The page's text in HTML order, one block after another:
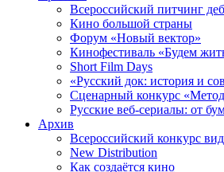
Всероссийский питчинг
Кино большой страны
Форум «Новый вектор»
Кинофестиваль «Будем
Short Film Days
«Русский док: история и
Сценарный конкурс
Русские веб-сериалы: от
Архив
Всероссийский конкурс
New Distribution
Как создаётся кино